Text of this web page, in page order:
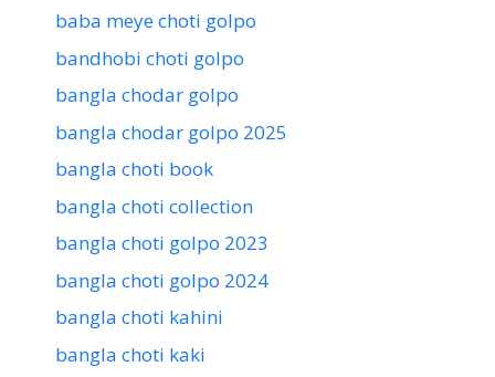
baba meye choti golpo
bandhobi choti golpo
bangla chodar golpo
bangla chodar golpo 2025
bangla choti book
bangla choti collection
bangla choti golpo 2023
bangla choti golpo 2024
bangla choti kahini
bangla choti kaki